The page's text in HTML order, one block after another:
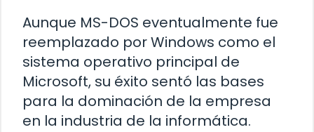
Aunque MS-DOS eventualmente fue
reemplazado por Windows como el
sistema operativo principal de
Microsoft, su éxito sentó las bases
para la dominación de la empresa
en la industria de la informática.